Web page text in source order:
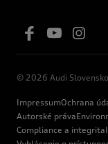
© 2026 Audi Slovensko
ImpressumOchrana
Autorské práva
Compliance a integrita